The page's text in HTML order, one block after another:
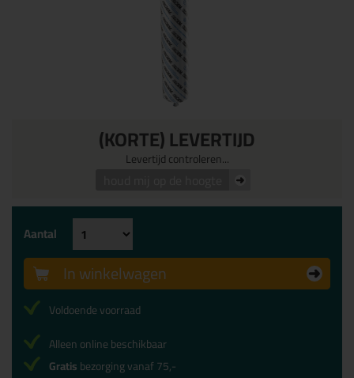
(KORTE) LEVERTIJD
Levertijd controleren...
Aantal
In winkelwagen
Voldoende voorraad
Alleen online beschikbaar
Gratisbezorging vanaf 75,-